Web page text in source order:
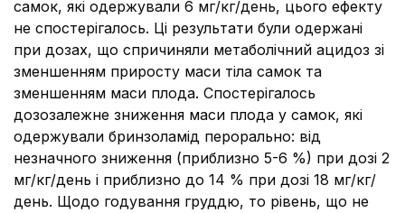
самок, які одержували 6 мг/кг/день, цього ефекту
не спостерігалось. Ці результати були одержані
при дозах, що спричиняли метаболічний ацидоз зі
зменшенням приросту маси тіла самок та
зменшенням маси плода. Спостерігалось
дозозалежне зниження маси плода у самок, які
одержували бринзоламід перорально: від
незначного зниження (приблизно 5-6 %) при дозі 2
мг/кг/день і приблизно до 14 % при дозі 18 мг/кг/
день. Щодо годування груддю, то рівень, що не